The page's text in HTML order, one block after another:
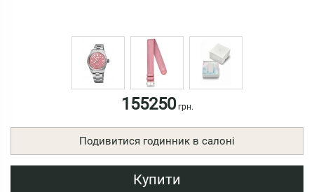
155250грн.
Подивитися годинник в салоні
Купити